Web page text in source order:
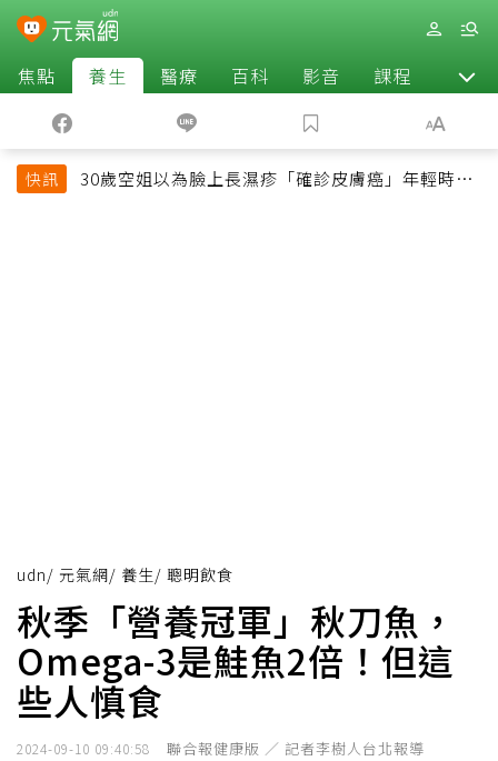
焦點 養生 醫療 百科 影音 課程 退休
快訊
30歲空姐以為臉上長濕疹「確診皮膚癌」年輕時一
udn/ 元氣網/ 養生/ 聰明飲食
秋季「營養冠軍」秋刀魚，
Omega-3是鮭魚2倍！但這
些人慎食
2024-09-10 09:40:58 聯合報健康版 ／ 記者李樹人台北報導